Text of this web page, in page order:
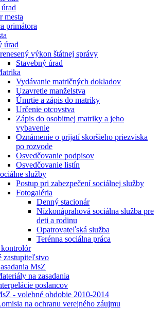
mesta
primátora
úrad
výkon štátnej správy
Stavebný úrad
Vydávanie matričných dokladov
Uzavretie manželstva
Úmrtie a zápis do matriky
Určenie otcovstva
Zápis do osobitnej matriky a jeho
vybavenie
Oznámenie o prijatí skoršieho priezviska
po rozvode
Osvedčovanie podpisov
Osvedčovanie listín
služby
Postup pri zabezpečení sociálnej služby
Fotogaléria
Denný stacionár
Nízkonáprahová sociálna služba pre
deti a rodinu
Opatrovateľská služba
Terénna sociálna práca
zastupiteľstvo
MsZ
na zasadania
poslancov
- volebné obdobie 2010-2014
na ochranu verejného záujmu